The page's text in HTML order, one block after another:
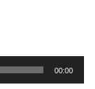
00:00